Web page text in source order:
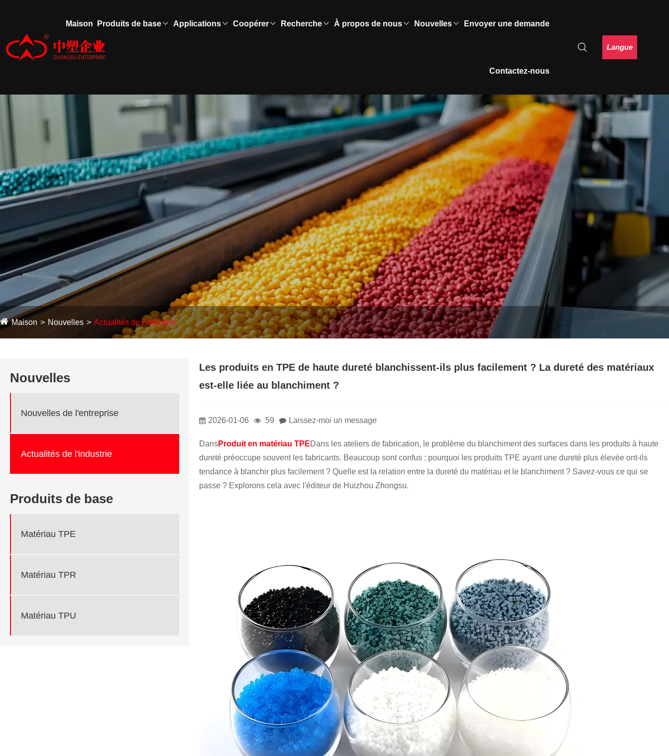
Maison Produits de base Applications Coopérer Recherche À propos de nous Nouvelles Envoyer une demande
Contactez-nous
Langue
Maison Nouvelles Actualités de l'industrie
Nouvelles
Nouvelles de l'entreprise
Actualités de l'industrie
Produits de base
Matériau TPE
Matériau TPR
Matériau TPU
Les produits en TPE de haute dureté blanchissent-ils plus facilement ? La dureté des matériaux
est-elle liée au blanchiment ?
2026-01-06 59 Laissez-moi un message
DansProduit en matériau TPEDans les ateliers de fabrication, le problème du blanchiment des surfaces dans les produits à haute
dureté préoccupe souvent les fabricants. Beaucoup sont confus : pourquoi les produits TPE ayant une dureté plus élevée ont-ils
tendance à blanchir plus facilement ? Quelle est la relation entre la dureté du matériau et le blanchiment ? Savez-vous ce qui se
passe ? Explorons cela avec l'éditeur de Huizhou Zhongsu.